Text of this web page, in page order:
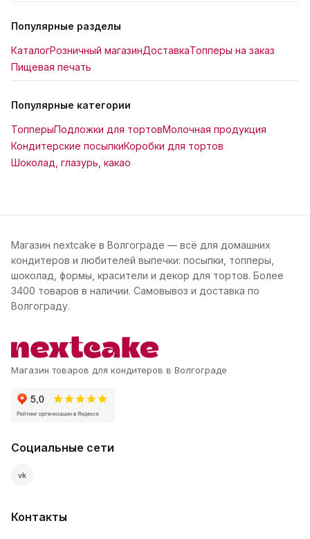
Популярные разделы
КаталогРозничный магазинДоставкаТопперы на заказ
Пищевая печать
Популярные категории
ТопперыПодложки для тортовМолочная продукция
Кондитерские посыпкиКоробки для тортов
Шоколад, глазурь, какао
Магазин nextcake в Волгограде — всё для домашних
кондитеров и любителей выпечки: посыпки, топперы,
шоколад, формы, красители и декор для тортов. Более
3400 товаров в наличии. Самовывоз и доставка по
Волгограду.
Магазин товаров для кондитеров в Волгограде
Социальные сети
vk
Контакты